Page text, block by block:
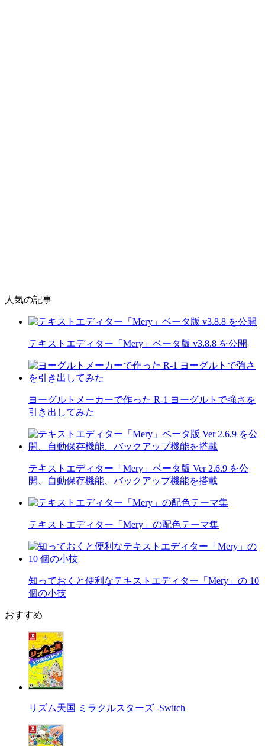
人気の記事
テキストエディター「Mery」ベータ版 v3.8.8 を公開
ヨーグルトメーカーで作った R-1 ヨーグルトで強さを
引き出してみた
テキストエディター「Mery」ベータ版 Ver 2.6.9 を公
開、自動保存機能、バックアップ機能を搭載
テキストエディター「Mery」の配色テーマ集
知っておくと便利なテキストエディター「Mery」の 10
個の小技
おすすめ
リズム天国 ミラクルスターズ -Switch